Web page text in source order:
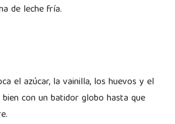
de leche fría.
el azúcar, la vainilla, los huevos y el
bien con un batidor globo hasta que